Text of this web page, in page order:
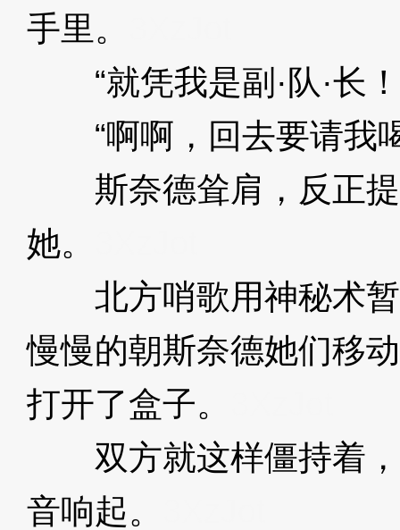
手里。
“就凭我是副·队·长！
“啊啊，回去要请我
斯奈德耸肩，反正提
她。
北方哨歌用神秘术暂
慢慢的朝斯奈德她们移
打开了盒子。
双方就这样僵持着，
音响起。